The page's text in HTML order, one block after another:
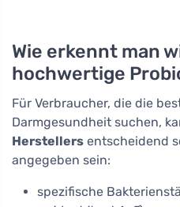
Wie erkennt man
hochwertige
Für Verbraucher, die die
Darmgesundheit suchen,
Herstellers entscheidend
angegeben sein:
spezifische